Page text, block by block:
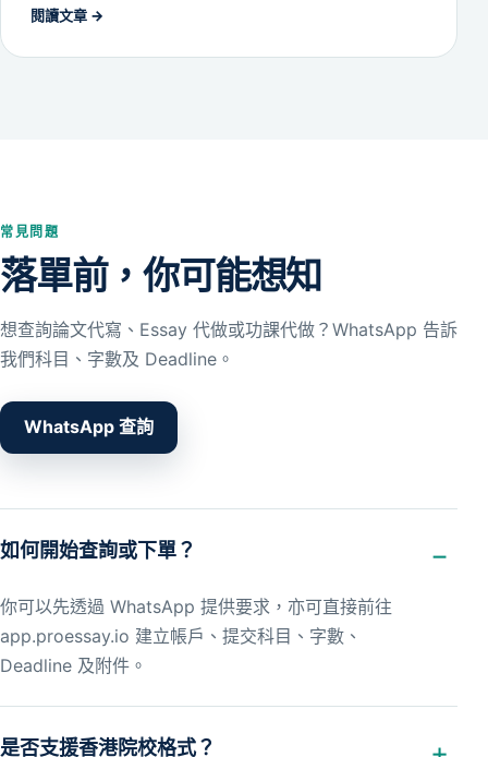
閱讀文章 →
常見問題
落單前，你可能想知
想查詢論文代寫、Essay 代做或功課代做？WhatsApp 告訴
我們科目、字數及 Deadline。
WhatsApp 查詢
如何開始查詢或下單？
你可以先透過 WhatsApp 提供要求，亦可直接前往
app.proessay.io 建立帳戶、提交科目、字數、
Deadline 及附件。
是否支援香港院校格式？